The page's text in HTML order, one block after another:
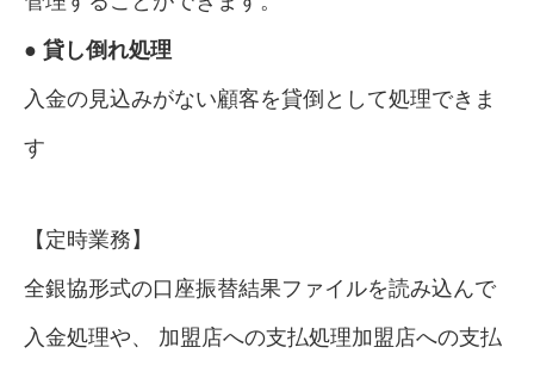
● 貸し倒れ処理
入金の見込みがない顧客を貸倒として処理できま
す
【定時業務】
全銀協形式の口座振替結果ファイルを読み込んで
入金処理や、 加盟店への支払処理加盟店への支払